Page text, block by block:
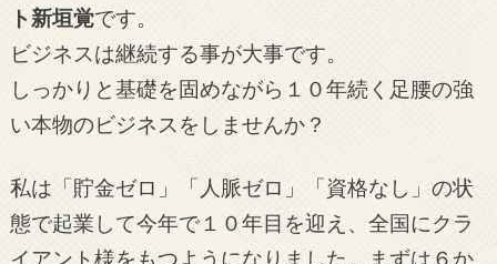
ト新垣覚です。
ビジネスは継続する事が大事です。
しっかりと基礎を固めながら１０年続く足腰の強
い本物のビジネスをしませんか？
私は「貯金ゼロ」「人脈ゼロ」「資格なし」の状
態で起業して今年で１０年目を迎え、全国にクラ
イアント様をもつようになりました。まずは６か